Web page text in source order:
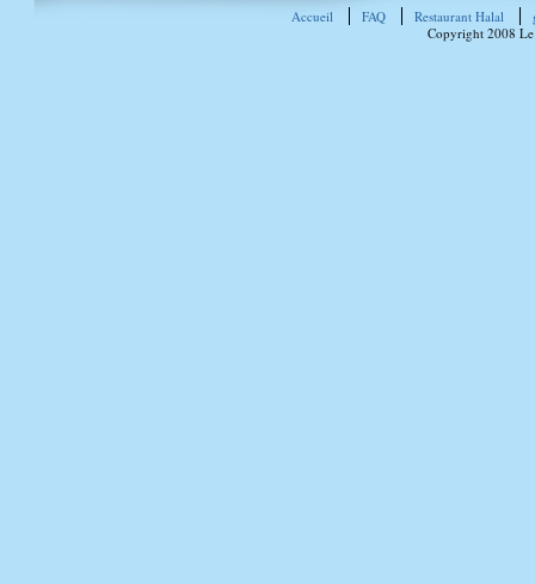
Accueil FAQ Restaurant Halal
Copyright 2008